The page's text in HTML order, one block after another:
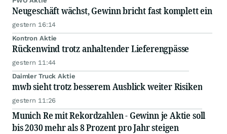
Neugeschäft wächst, Gewinn bricht fast komplett ein
gestern 16:14
Kontron Aktie
Rückenwind trotz anhaltender Lieferengpässe
gestern 11:44
Daimler Truck Aktie
mwb sieht trotz besserem Ausblick weiter Risiken
gestern 11:26
Munich Re mit Rekordzahlen - Gewinn je Aktie soll
bis 2030 mehr als 8 Prozent pro Jahr steigen